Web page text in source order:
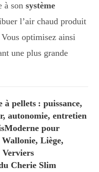
à sonsystème
l’air chaud produit
optimisez ainsi
une plus grande
Cherie Slim